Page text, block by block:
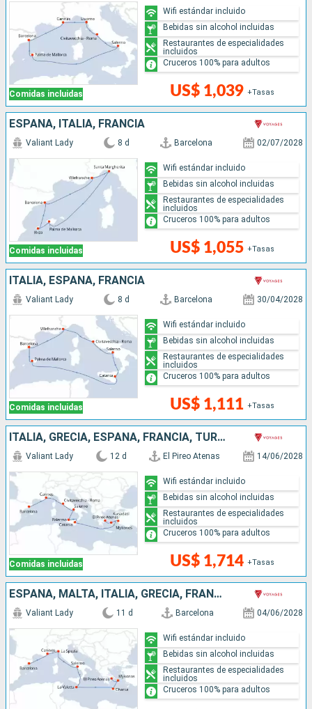
Comidas incluidas US$ 1,039 +Tasas
Wifi estándar incluido
Bebidas sin alcohol incluidas
Restaurantes de especialidades
incluidos
Cruceros 100% para adultos
ESPAÑA, ITALIA, FRANCIA
Comidas incluidas
Valiant Lady 8 d Barcelona 02/07/2028
US$ 1,055 +Tasas
Wifi estándar incluido
Bebidas sin alcohol incluidas
Restaurantes de especialidades
incluidos
Cruceros 100% para adultos
ITALIA, ESPAÑA, FRANCIA
Comidas incluidas
Valiant Lady 8 d Barcelona 30/04/2028
US$ 1,111 +Tasas
Wifi estándar incluido
Bebidas sin alcohol incluidas
Restaurantes de especialidades
incluidos
Cruceros 100% para adultos
ITALIA, GRECIA, ESPAÑA, FRANCIA, TURQUÍA
Comidas incluidas
Valiant Lady 12 d El Pireo Atenas 14/06/2028
US$ 1,714 +Tasas
Wifi estándar incluido
Bebidas sin alcohol incluidas
Restaurantes de especialidades
incluidos
Cruceros 100% para adultos
ESPAÑA, MALTA, ITALIA, GRECIA, FRANCIA
Valiant Lady 11 d Barcelona 04/06/2028
Wifi estándar incluido
Bebidas sin alcohol incluidas
Restaurantes de especialidades
incluidos
Cruceros 100% para adultos